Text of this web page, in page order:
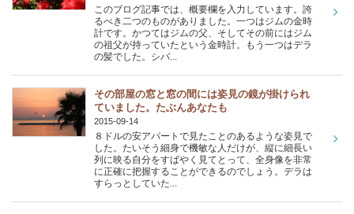
このブログ記事では、概要欄を入力しています。誇
るべき二つのものがありました。一つはジムの金時
計です。かつてはジムの父、そしてその前にはジム
の祖父が持っていたという金時計。もう一つはデラ
の髪でした。シバ...
その部屋の窓と窓の間には姿見の鏡が掛けられ
ていました。たぶんあなたも
2015-09-14
８ドルの安アパートで見たことのあるような姿見で
した。たいそう細身で機敏な人だけが、縦に細長い
列に映る自分をすばやく見てとって、全身像を非常
に正確に把握することができるのでしょう。デラは
すらっとしていた...